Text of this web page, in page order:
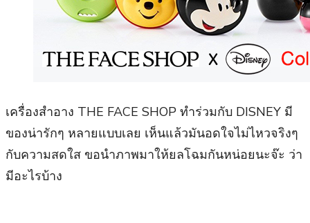
เครื่องสำอาง THE FACE SHOP ทำร่วมกับ DISNEY มี
ของน่ารักๆ หลายแบบเลย เห็นแล้วมันอดใจไม่ไหวจริงๆ
กับความสดใส ขอนำภาพมาให้ยลโฉมกันหน่อยนะจ๊ะ ว่า
มีอะไรบ้าง